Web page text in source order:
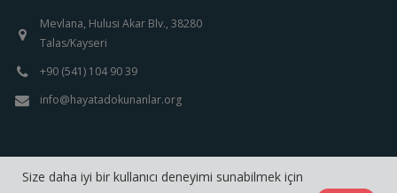
Mevlana, Hulusi Akar Blv., 38280
Talas/Kayseri
+90 (541) 104 90 39
info@hayatadokunanlar.org
Size daha iyi bir kullanıcı deneyimi sunabilmek için